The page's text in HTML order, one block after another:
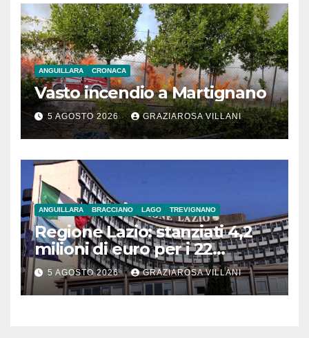
ANGUILLARA CRONACA
Vasto incendio a Martignano
5 AGOSTO 2026 GRAZIAROSA VILLANI
ANGUILLARA BRACCIANO LAGO TREVIGNANO
Regione Lazio: stanziati 4,2
milioni di euro per i 22
Comuni dell’Etruria
Meridionale
5 AGOSTO 2026 GRAZIAROSA VILLANI